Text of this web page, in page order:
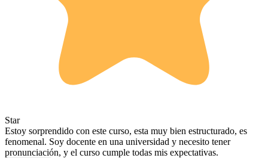
Star
Estoy sorprendido con este curso, esta muy bien estructurado, es
fenomenal. Soy docente en una universidad y necesito tener
pronunciación, y el curso cumple todas mis expectativas.